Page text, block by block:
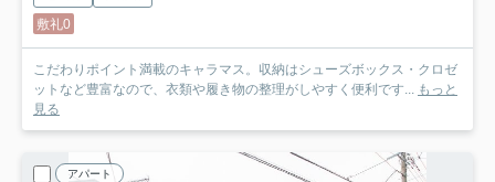
敷礼0
こだわりポイント満載のキャラマス。収納はシューズボックス・クロゼ
ットなど豊富なので、衣類や履き物の整理がしやすく便利です... もっと
見る
アパート